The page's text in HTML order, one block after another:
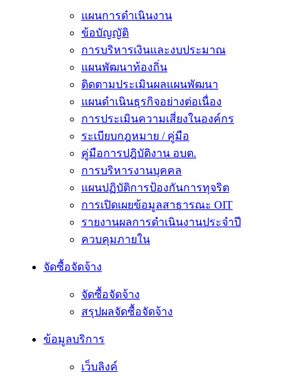
แผนการดำเนินงาน
ข้อบัญญัติ
การบริหารเงินและงบประมาณ
แผนพัฒนาท้องถิ่น
ติดตามประเมินผลแผนพัฒนา
แผนดำเนินธุรกิจอย่างต่อเนื่อง
การประเมินความเสี่ยงในองค์กร
ระเบียบกฎหมาย / คู่มือ
คู่มือการปฎิบัติงาน อบต.
การบริหารงานบุคคล
แผนปฏิบัติการป้องกันการทุจริต
การเปิดเผยข้อมูลสาธารณะ OIT
รายงานผลการดำเนินงานประจำปี
ควบคุมภายใน
จัดซื้อจัดจ้าง
จัดซื้อจัดจ้าง
สรุปผลจัดซื้อจัดจ้าง
ข้อมูลบริการ
เว็บลิงค์